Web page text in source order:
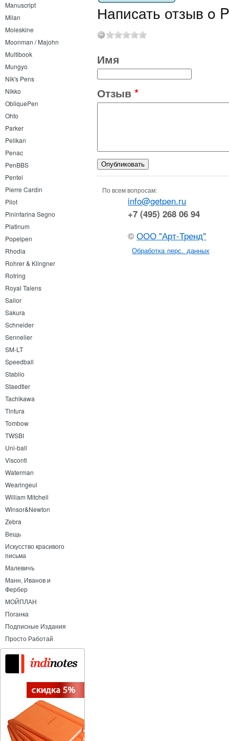
Manuscript
Milan
Moleskine
Moonman / Majohn
Multibook
Mungyo
Nik's Pens
Nikko
ObliquePen
Ohto
Parker
Pelikan
Penac
PenBBS
Pentel
Pierre Cardin
Pilot
Pininfarina Segno
Platinum
Popelpen
Rhodia
Rohrer & Klingner
Rotring
Royal Talens
Sailor
Sakura
Schneider
Sennelier
SM-LT
Speedball
Stabilo
Staedtler
Tachikawa
Tintura
Tombow
TWSBI
Uni-ball
Visconti
Waterman
Wearingeul
William Mitchell
Winsor&Newton
Zebra
Вещь
Искусство красивого
письма
Малевичъ
Манн, Иванов и
Фербер
МОЙПЛАН
Поганка
Подписные Издания
Просто Работай
Написать отзыв o
Имя
Отзыв *
По всем вопросам:
info@getpen.ru
+7 (495) 268 06 94
©ООО "Арт-Тренд"
Обработка перс. данных